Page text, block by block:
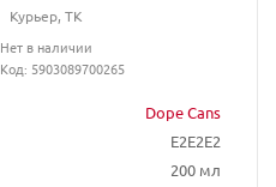
Dope Cans
E2E2E2
200 мл
Курьер, ТК
Нет в наличии
Код: 5903089700265